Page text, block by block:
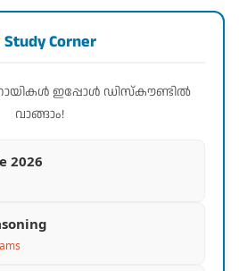
Study Corner
ഇപ്പോൾ ഡിസ്കൗണ്ടിൽ
വാങ്ങാം!
2026